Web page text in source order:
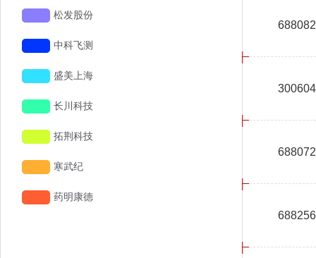
688082
300604
688072
688256